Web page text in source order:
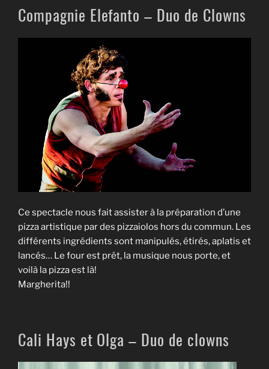
Compagnie Elefanto – Duo de Clowns
Ce spectacle nous fait assister à la préparation d’une
pizza artistique par des pizzaiolos hors du commun. Les
différents ingrédients sont manipulés, étirés, aplatis et
lancés… Le four est prêt, la musique nous porte, et
voilà la pizza est là!
Margherita!!
Cali Hays et Olga – Duo de clowns